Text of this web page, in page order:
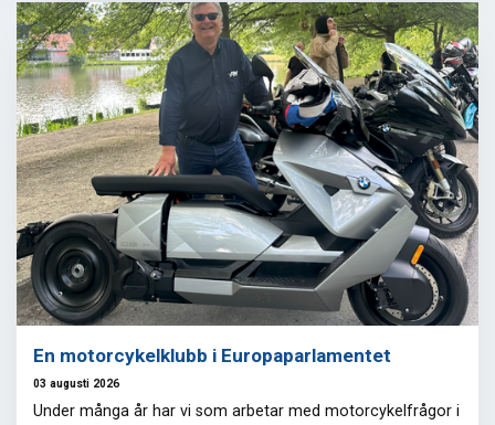
En motorcykelklubb i Europaparlamentet
03 augusti 2026
Under många år har vi som arbetar med motorcykelfrågor i